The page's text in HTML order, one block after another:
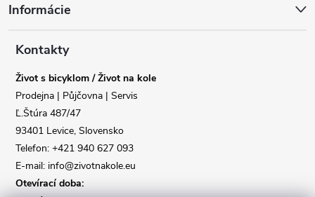
pInformácie
Kontakty
Život s bicyklom / Život na kole
Prodejna | Půjčovna | Servis
Ľ.Štúra 487/47
93401 Levice, Slovensko
Telefon: +421 940 627 093
E-mail: info@zivotnakole.eu
Otevírací doba: